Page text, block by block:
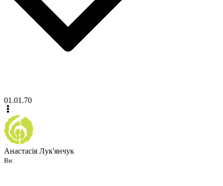
01.01.70
Анастасія Лук'янчук
Ви: